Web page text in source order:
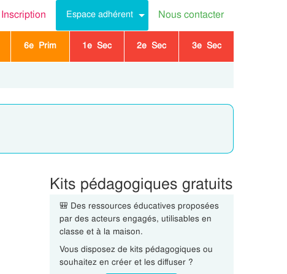
Inscription Espace adhérent Nous contacter
6e Prim 1e Sec 2e Sec 3e Sec
Kits pédagogiques gratuits
🎒 Des ressources éducatives proposées
par des acteurs engagés, utilisables en
classe et à la maison.
Vous disposez de kits pédagogiques ou
souhaitez en créer et les diffuser ?